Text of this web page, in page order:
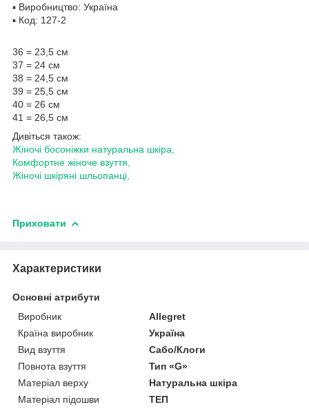
▪️ Виробництво: Україна
▪️ Код: 127-2
36 = 23,5 см
37 = 24 см
38 = 24,5 см
39 = 25,5 см
40 = 26 см
41 = 26,5 см
Дивіться також:
Жіночі босоніжки натуральна шкіра,
Комфортне жіноче взуття,
Жіночі шкіряні шльопанці,
Приховати
Характеристики
Основні атрибути
Виробник
Allegret
Країна виробник
Україна
Вид взуття
Сабо/Клоги
Повнота взуття
Тип «G»
Матеріал верху
Натуральна шкіра
Матеріал підошви
ТЕП